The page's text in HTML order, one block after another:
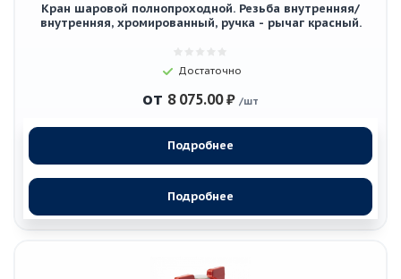
Кран шаровой полнопроходной. Резьба внутренняя/
внутренняя, хромированный, ручка - рычаг красный.
Достаточно
от 8 075.00 ₽ /шт
Подробнее
Подробнее